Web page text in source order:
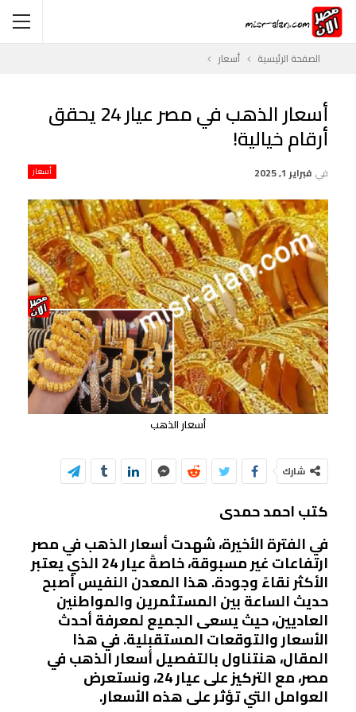
الصفحة الرئيسية أسعار
أسعار الذهب في مصر عيار 24 يحقق
أرقام خيالية!
أسعار في فبراير 1, 2025
أسعار الذهب
شارك
كتب احمد حمدى
في الفترة الأخيرة، شهدت أسعار الذهب في مصر
ارتفاعات غير مسبوقة، خاصةً عيار 24 الذي يعتبر
الأكثر نقاءً وجودة. هذا المعدن النفيس أصبح
حديث الساعة بين المستثمرين والمواطنين
العاديين، حيث يسعى الجميع لمعرفة أحدث
الأسعار والتوقعات المستقبلية. في هذا
المقال، هنتناول بالتفصيل أسعار الذهب في
مصر، مع التركيز على عيار 24، ونستعرض
العوامل التي تؤثر على هذه الأسعار.